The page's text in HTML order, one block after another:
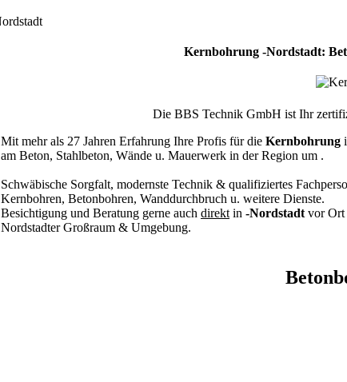
Kernbohrung -Nordstadt:
Die BBS Technik GmbH ist Ihr
Mit mehr als 27 Jahren Erfahrung Ihre Profis für die Kernbohrung
am Beton, Stahlbeton, Wände u. Mauerwerk in der Region um .
Schwäbische Sorgfalt, modernste Technik & qualifiziertes
Kernbohren, Betonbohren, Wanddurchbruch u. weitere Dienste.
Besichtigung und Beratung gerne auch direkt in -Nordstadt vor Ort
Nordstadter Großraum & Umgebung.